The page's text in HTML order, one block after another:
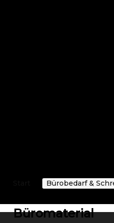
Bürobedarf &
Büromaterial